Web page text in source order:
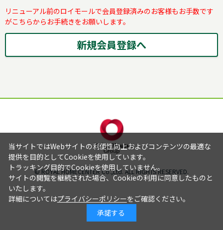
リニューアル前のロイモールで会員登録済みのお客様もお手数です
がこちらからお手続きをお願いします。
© ROYAL HOMECENTER Co.,Ltd. ALL RIGHTS RESERVED.
当サイトではWebサイトの利便性向上およびコンテンツの最適な
提供を目的としてCookieを使用しています。
トラッキング目的でCookieを使用していません。
サイトの閲覧を継続された場合、Cookieの利用に同意したものと
いたします。
詳細についてはプライバシーポリシーをご確認ください。
承諾する